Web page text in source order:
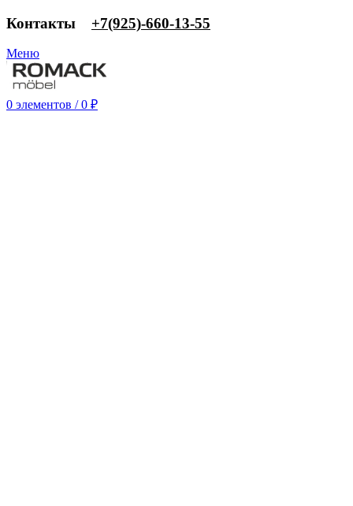
Контакты ‎+7(925)-660-13-55
Меню
0 элементов / 0 ₽